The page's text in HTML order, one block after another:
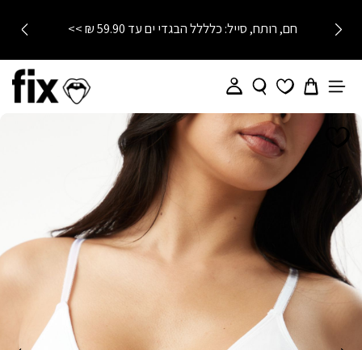
חם, רותח, סייל: כלללל הבגדי ים עד 59.90 ₪ >>